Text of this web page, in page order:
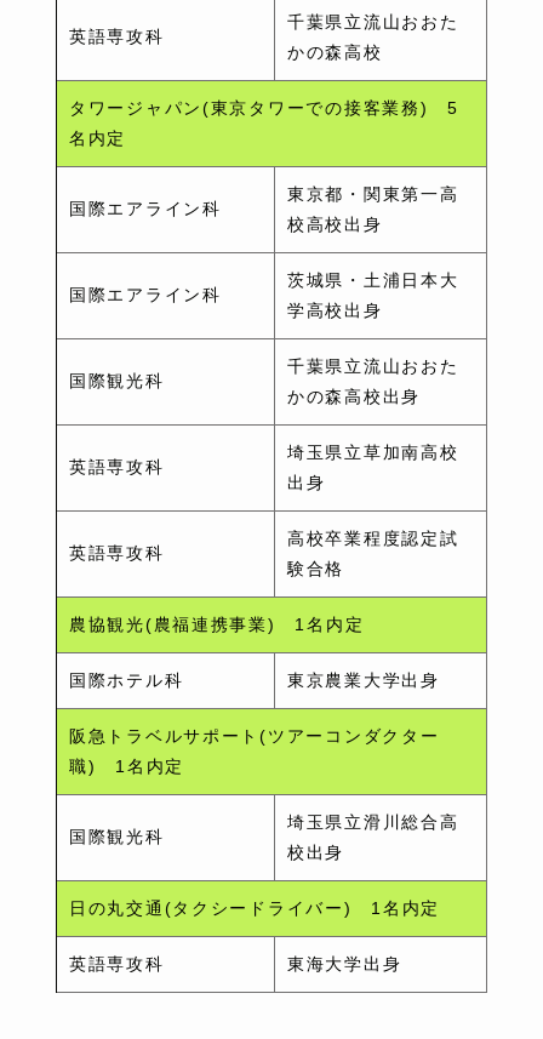
英語専攻科
千葉県立流山おおた
かの森高校
タワージャパン(東京タワーでの接客業務) 5
名内定
国際エアライン科
東京都・関東第一高
校高校出身
国際エアライン科
茨城県・土浦日本大
学高校出身
国際観光科
千葉県立流山おおた
かの森高校出身
英語専攻科
埼玉県立草加南高校
出身
英語専攻科
高校卒業程度認定試
験合格
農協観光(農福連携事業) 1名内定
国際ホテル科 東京農業大学出身
阪急トラベルサポート(ツアーコンダクター
職) 1名内定
国際観光科
埼玉県立滑川総合高
校出身
日の丸交通(タクシードライバー) 1名内定
英語専攻科 東海大学出身